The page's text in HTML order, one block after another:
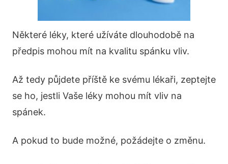
Některé léky, které užíváte dlouhodobě na
předpis mohou mít na kvalitu spánku vliv.
Až tedy půjdete příště ke svému lékaři, zeptejte
se ho, jestli Vaše léky mohou mít vliv na
spánek.
A pokud to bude možné, požádejte o změnu.